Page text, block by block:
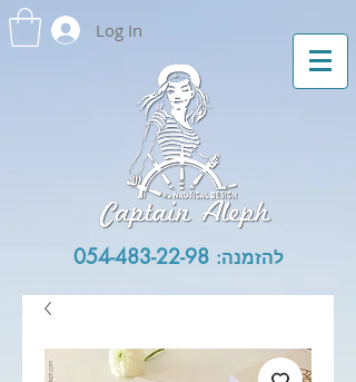
להזמנה: 054-483-22-98
Log In